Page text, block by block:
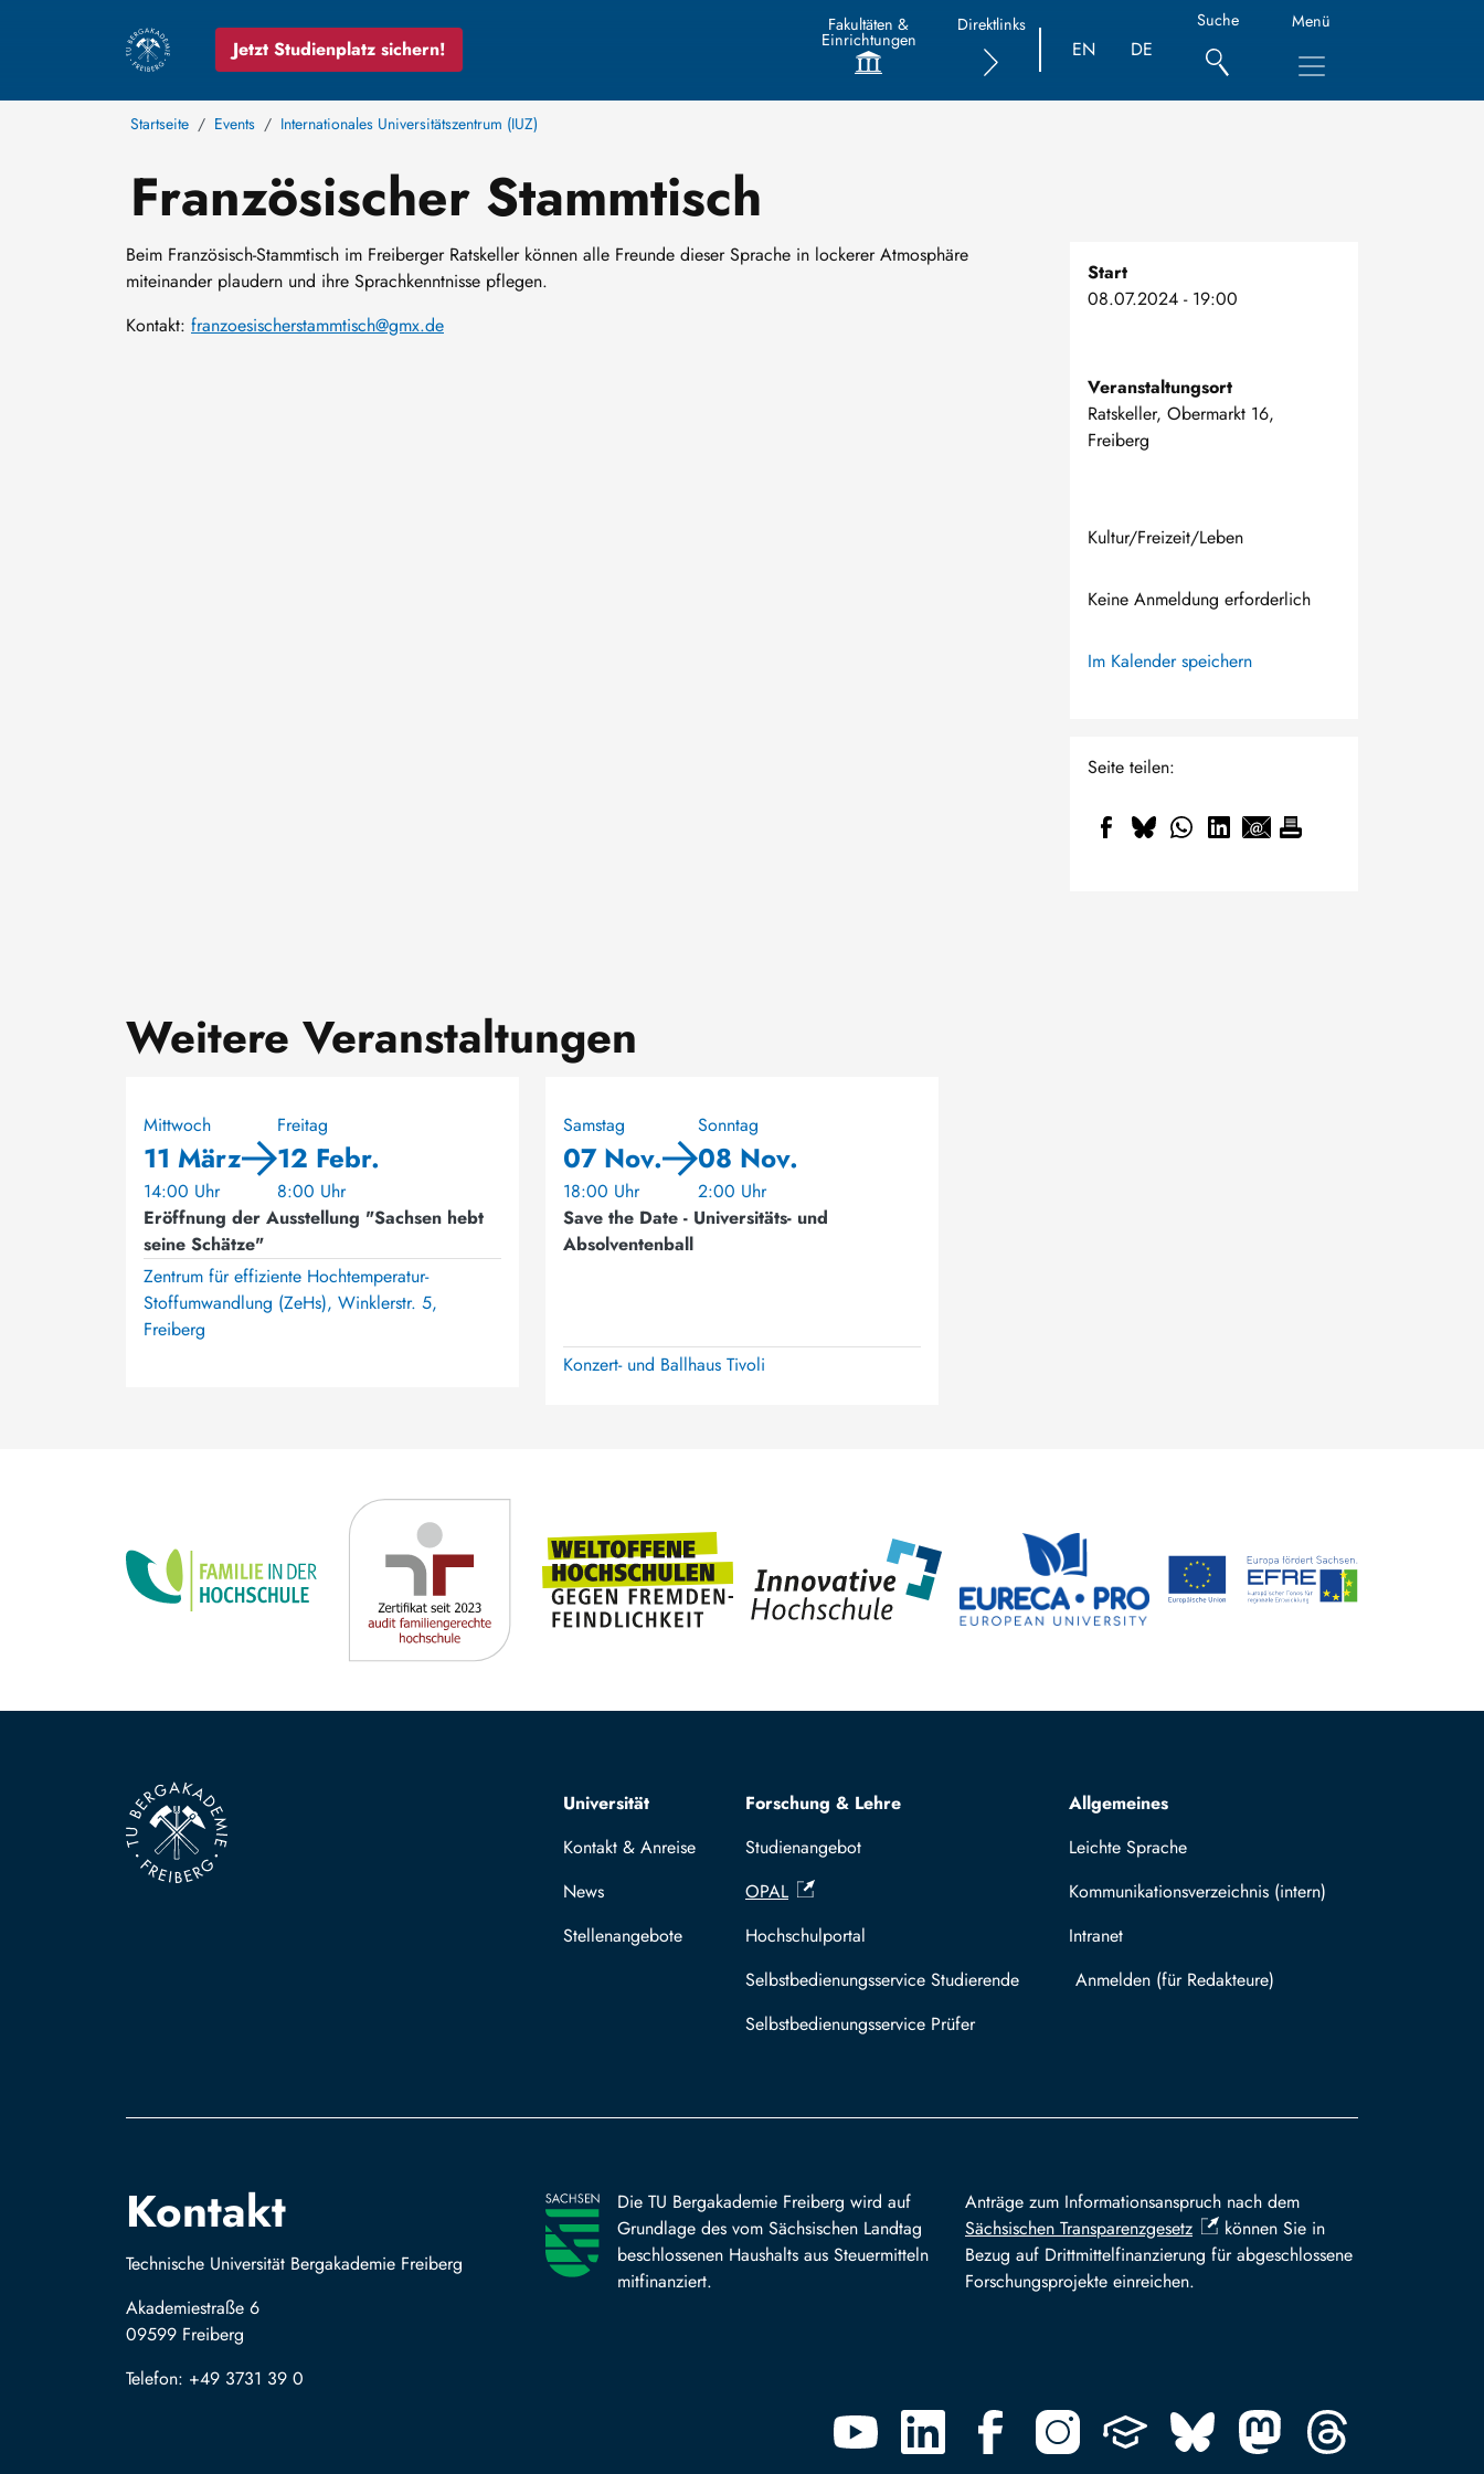
Jetzt Studienplatz sichern!
Fakultäten &
Einrichtungen
Direktlinks
EN DE
Suche Menü
Startseite Events Internationales Universitätszentrum (IUZ)
Französischer Stammtisch
Beim Französisch-Stammtisch im Freiberger Ratskeller können alle Freunde dieser Sprache in lockerer Atmosphäre
miteinander plaudern und ihre Sprachkenntnisse pflegen.
Kontakt: franzoesischerstammtisch@gmx.de
Start
08.07.2024 - 19:00
Veranstaltungsort
Ratskeller, Obermarkt 16,
Freiberg
Kultur/Freizeit/Leben
Keine Anmeldung erforderlich
Im Kalender speichern
Seite teilen:
Weitere Veranstaltungen
Mittwoch
11 März
14:00 Uhr
Freitag
12 Febr.
8:00 Uhr
Eröffnung der Ausstellung "Sachsen hebt
seine Schätze"
Zentrum für effiziente Hochtemperatur-
Stoffumwandlung (ZeHs), Winklerstr. 5,
Freiberg
Samstag
07 Nov.
18:00 Uhr
Sonntag
08 Nov.
2:00 Uhr
Save the Date - Universitäts- und
Absolventenball
Konzert- und Ballhaus Tivoli
Top navigation
Universität
Kontakt & Anreise
News
Stellenangebote
Forschung & Lehre
Studienangebot
OPAL
Hochschulportal
Selbstbedienungsservice Studierende
Selbstbedienungsservice Prüfer
Allgemeines
Leichte Sprache
Kommunikationsverzeichnis (intern)
Intranet
Mit TUBAF Login anmelden
Kontakt
Technische Universität Bergakademie Freiberg
Akademiestraße 6
09599 Freiberg
Telefon: +49 3731 39 0
Die TU Bergakademie Freiberg wird auf
Grundlage des vom Sächsischen Landtag
beschlossenen Haushalts aus Steuermitteln
mitfinanziert.
Anträge zum Informationsanspruch nach dem
Sächsischen Transparenzgesetz
können Sie in
Bezug auf Drittmittelfinanzierung für abgeschlossene
Forschungsprojekte einreichen.